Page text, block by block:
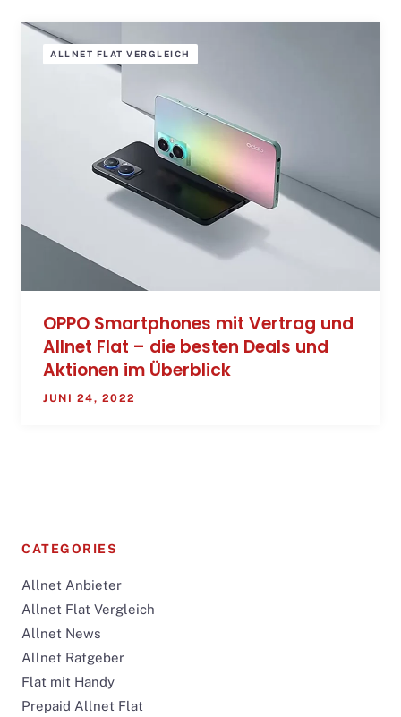
ALLNET FLAT VERGLEICH
OPPO Smartphones mit Vertrag und
Allnet Flat – die besten Deals und
Aktionen im Überblick
JUNI 24, 2022
CATEGORIES
Allnet Anbieter
Allnet Flat Vergleich
Allnet News
Allnet Ratgeber
Flat mit Handy
Prepaid Allnet Flat